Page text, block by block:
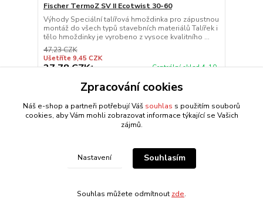
Fischer TermoZ SV II Ecotwist 30-60
Výhody Speciální talířová hmoždinka pro zápustnou
montáž do všech typů stavebních materiálů Talířek i
tělo hmoždinky je vyrobeno z vysoce kvalitního ...
47,23 CZK
Ušetříte 9,45 CZK
37,78 CZK/ks
Centrální sklad 4-10
Zpracování cookies
Náš e-shop a partneři potřebují Váš souhlas s použitím souborů
cookies, aby Vám mohli zobrazovat informace týkající se Vašich
zájmů.
Nastavení Souhlasím
Souhlas můžete odmítnout zde.